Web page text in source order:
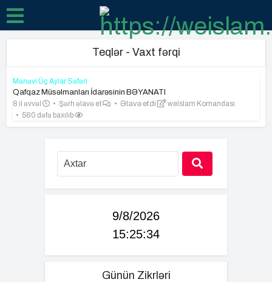
Teqlər - Vaxt fərqi
Mənəvi Üç Aylar Səfəri
Qafqaz Müsəlmanları İdarəsinin BƏYANATI
8 il əvvəl
Şərh əlavə et Əlavə etdi
weIslam Komandası
580 dəfə baxılıb
9/8/2026
15:25:35
Günün Zikrləri